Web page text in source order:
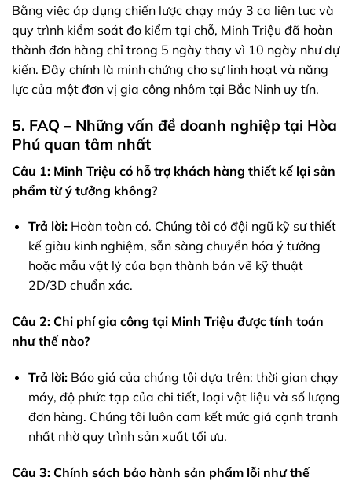
Bằng việc áp dụng chiến lược chạy máy 3 ca liên tục và
quy trình kiểm soát đo kiểm tại chỗ, Minh Triệu đã hoàn
thành đơn hàng chỉ trong 5 ngày thay vì 10 ngày như dự
kiến. Đây chính là minh chứng cho sự linh hoạt và năng
lực của một đơn vị gia công nhôm tại Bắc Ninh uy tín.
5. FAQ – Những vấn đề doanh nghiệp tại Hòa
Phú quan tâm nhất
Câu 1: Minh Triệu có hỗ trợ khách hàng thiết kế lại sản
phẩm từ ý tưởng không?
Trả lời:Hoàn toàn có. Chúng tôi có đội ngũ kỹ sư thiết
kế giàu kinh nghiệm, sẵn sàng chuyển hóa ý tưởng
hoặc mẫu vật lý của bạn thành bản vẽ kỹ thuật
2D/3D chuẩn xác.
Câu 2: Chi phí gia công tại Minh Triệu được tính toán
như thế nào?
Trả lời:Báo giá của chúng tôi dựa trên: thời gian chạy
máy, độ phức tạp của chi tiết, loại vật liệu và số lượng
đơn hàng. Chúng tôi luôn cam kết mức giá cạnh tranh
nhất nhờ quy trình sản xuất tối ưu.
Câu 3: Chính sách bảo hành sản phẩm lỗi như thế